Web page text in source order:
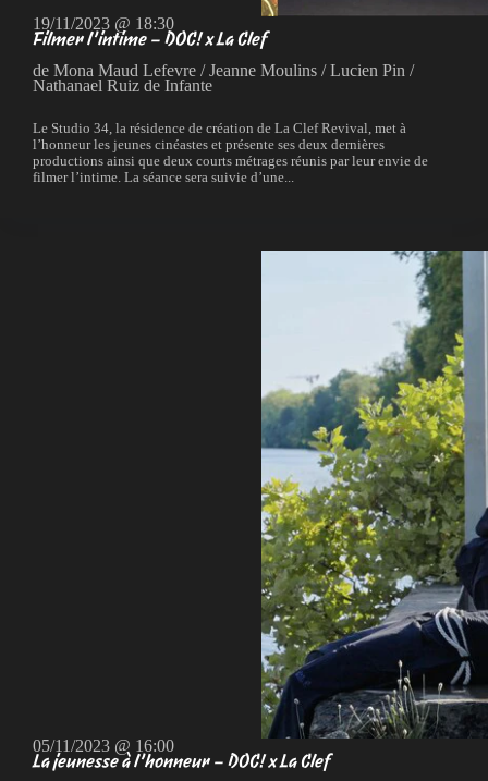
19/11/2023 @ 18:30
Filmer l’intime – DOC! x La Clef
de Mona Maud Lefevre / Jeanne Moulins / Lucien Pin /
Nathanael Ruiz de Infante
Le Studio 34, la résidence de création de La Clef Revival, met à
l’honneur les jeunes cinéastes et présente ses deux dernières
productions ainsi que deux courts métrages réunis par leur envie de
filmer l’intime. La séance sera suivie d’une...
05/11/2023 @ 16:00
La jeunesse à l’honneur – DOC! x La Clef